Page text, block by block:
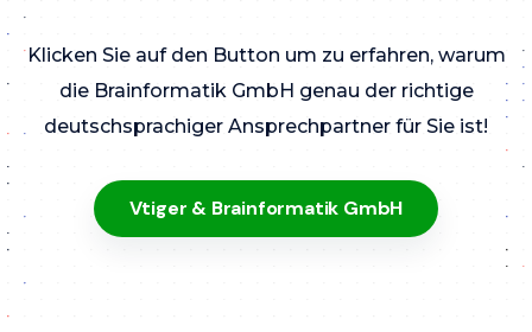
Klicken Sie auf den Button um zu erfahren, warum
die Brainformatik GmbH genau der richtige
deutschsprachiger Ansprechpartner für Sie ist!
Vtiger & Brainformatik GmbH